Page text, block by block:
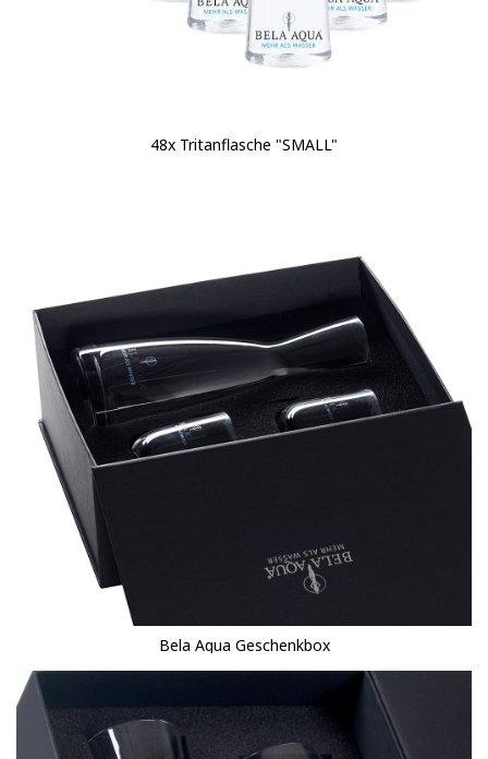
48x Tritanflasche "SMALL"
Bela Aqua Geschenkbox